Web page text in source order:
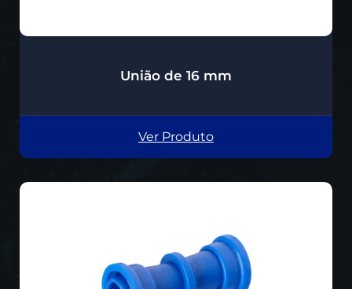
União de 16 mm
Ver Produto